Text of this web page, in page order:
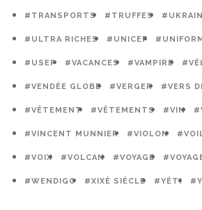
#TRANSPORTS #TRUFFES
#ULTRA RICHES #UNICEF
#USEP #VACANCES #VAMPIRE
#VENDÉE GLOBE #VERGER #VERS
#VÊTEMENT #VÊTEMENTS #VIN
#VINCENT MUNNIER #VIOLON
#VOIX #VOLCAN #VOYAGE
#WENDIGO #XIXÈ SIÈCLE #YÉTI